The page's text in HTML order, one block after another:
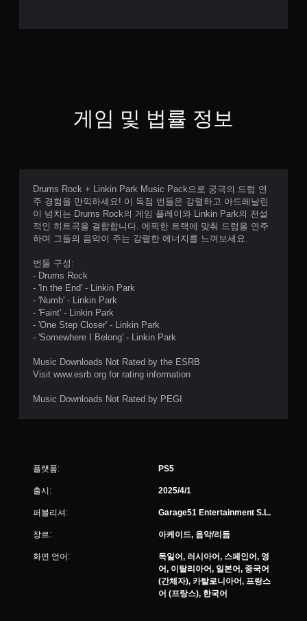
게임 및 법률 정보
Drums Rock + Linkin Park Music Pack으로 궁극의 드럼 연
주 경험을 만끽하세요! 이 독점 번들은 강렬하고 아드레날린
이 넘치는 Drums Rock의 게임 플레이와 Linkin Park의 전설
적인 히트곡을 결합합니다. 에픽한 트랙에 맞춰 드럼을 연주
하며 그들의 음악이 주는 강렬한 에너지를 느껴보세요.
번들 구성:
- Drums Rock
- 'In the End' - Linkin Park
- 'Numb' - Linkin Park
- 'Faint' - Linkin Park
- 'One Step Closer' - Linkin Park
- 'Somewhere I Belong' - Linkin Park
Music Downloads Not Rated by the ESRB
Visit www.esrb.org for rating information
Music Downloads Not Rated by PEGI
플랫폼: PS5
출시: 2025/4/1
퍼블리셔: Garage51 Entertainment S.L.
장르: 아케이드, 음악/리듬
화면 언어:
독일어, 러시아어, 스페인어, 영
어, 이탈리아어, 일본어, 중국어
(간체자), 카탈로니아어, 프랑스
어 (프랑스), 한국어